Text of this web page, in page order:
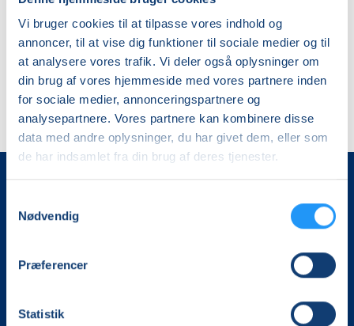
Vi bruger cookies til at tilpasse vores indhold og
annoncer, til at vise dig funktioner til sociale medier og til
at analysere vores trafik. Vi deler også oplysninger om
din brug af vores hjemmeside med vores partnere inden
for sociale medier, annonceringspartnere og
analysepartnere. Vores partnere kan kombinere disse
data med andre oplysninger, du har givet dem, eller som
de har indsamlet fra din brug af deres tjenester.
Nødvendig
Præferencer
Statistik
Hvarregaard
Ingen resultater
LOF Holbæk-Lejre
Sports Allé 5B, 2. tv
4300 Holbæk
40 35 99 86